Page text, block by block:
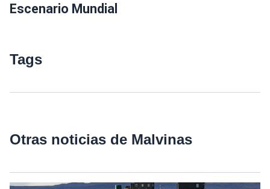
Escenario Mundial
Tags
Otras noticias de Malvinas